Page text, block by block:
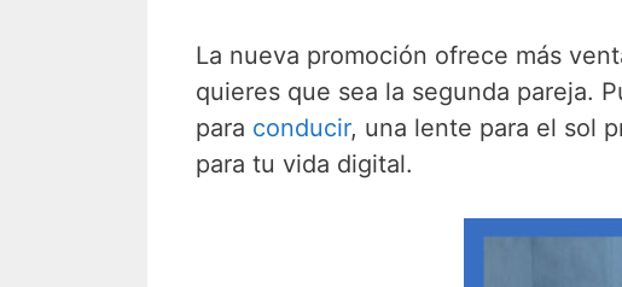
La nueva promoción ofrece más
quieres que sea la segunda pareja.
para conducir, una lente para el sol
para tu vida digital.